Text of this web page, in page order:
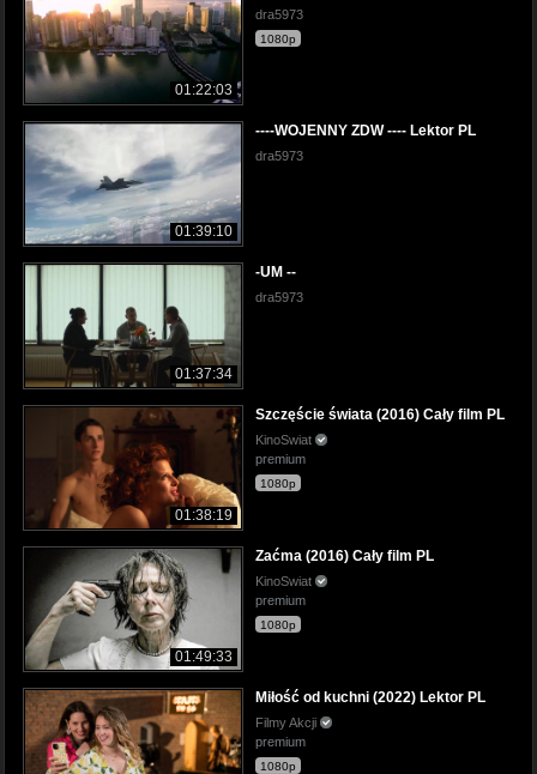
01:22:03
dra5973
1080p
01:39:10
----WOJENNY ZDW ---- Lektor PL
dra5973
01:37:34
-UM --
dra5973
01:38:19
Szczęście świata (2016) Cały film PL
KinoSwiat
premium
1080p
01:49:33
Zaćma (2016) Cały film PL
KinoSwiat
premium
1080p
Miłość od kuchni (2022) Lektor PL
Filmy Akcji
premium
1080p